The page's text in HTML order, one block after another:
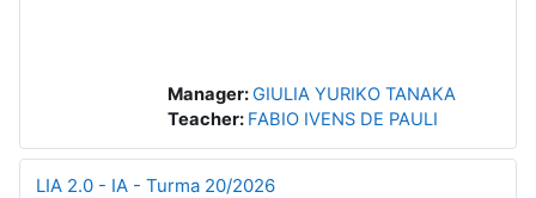
Manager:GIULIA YURIKO TANAKA
Teacher: FABIO IVENS DE PAULI
LIA 2.0 - IA - Turma 20/2026